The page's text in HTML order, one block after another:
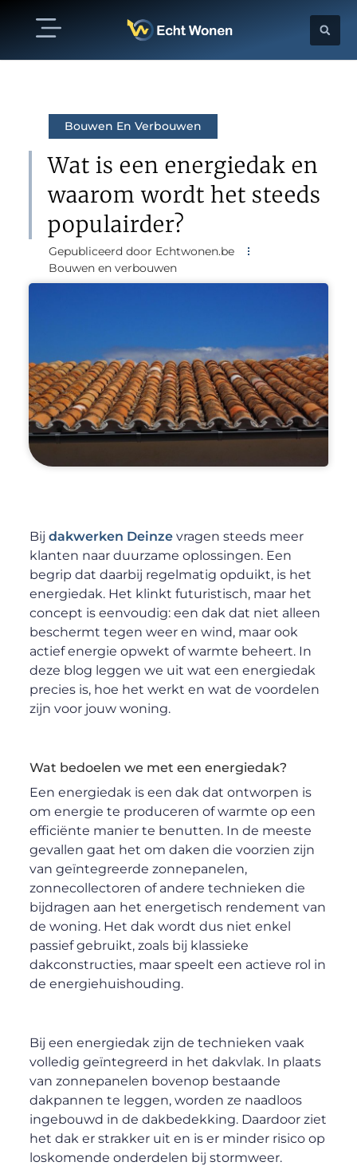
Bouwen En Verbouwen
Wat is een energiedak en
waarom wordt het steeds
populairder?
Gepubliceerd door Echtwonen.be
Bouwen en verbouwen
Bij dakwerken Deinzevragen steeds meer
klanten naar duurzame oplossingen. Een
begrip dat daarbij regelmatig opduikt, is het
energiedak. Het klinkt futuristisch, maar het
concept is eenvoudig: een dak dat niet alleen
beschermt tegen weer en wind, maar ook
actief energie opwekt of warmte beheert. In
deze blog leggen we uit wat een energiedak
precies is, hoe het werkt en wat de voordelen
zijn voor jouw woning.
Wat bedoelen we met een energiedak?
Een energiedak is een dak dat ontworpen is
om energie te produceren of warmte op een
efficiënte manier te benutten. In de meeste
gevallen gaat het om daken die voorzien zijn
van geïntegreerde zonnepanelen,
zonnecollectoren of andere technieken die
bijdragen aan het energetisch rendement van
de woning. Het dak wordt dus niet enkel
passief gebruikt, zoals bij klassieke
dakconstructies, maar speelt een actieve rol in
de energiehuishouding.
Bij een energiedak zijn de technieken vaak
volledig geïntegreerd in het dakvlak. In plaats
van zonnepanelen bovenop bestaande
dakpannen te leggen, worden ze naadloos
ingebouwd in de dakbedekking. Daardoor ziet
het dak er strakker uit en is er minder risico op
loskomende onderdelen bij stormweer.